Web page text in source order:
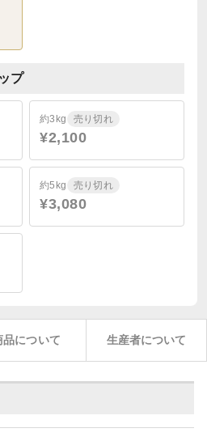
プ
約3kg 売り切れ
¥2,100
約5kg 売り切れ
¥3,080
品について 生産者について